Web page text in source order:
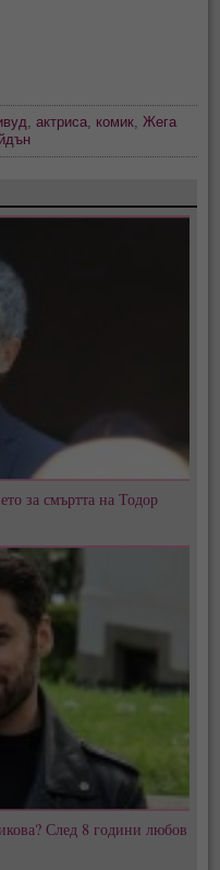
,актриса, комик,Жега
за смъртта на Тодор
След 8 години любов